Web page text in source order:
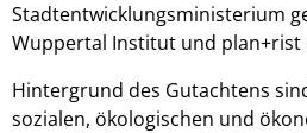
Stadtentwicklungsministerium
Wuppertal Institut und plan+rist
Hintergrund des Gutachtens
sozialen, ökologischen und